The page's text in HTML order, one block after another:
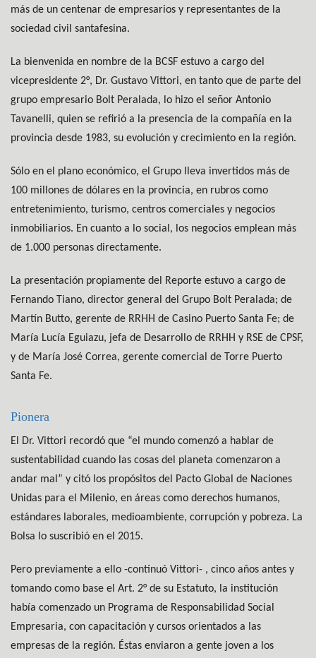
más de un centenar de empresarios y representantes de la
sociedad civil santafesina.
La bienvenida en nombre de la BCSF estuvo a cargo del
vicepresidente 2°, Dr. Gustavo Vittori, en tanto que de parte del
grupo empresario Bolt Peralada, lo hizo el señor Antonio
Tavanelli, quien se refirió a la presencia de la compañía en la
provincia desde 1983, su evolución y crecimiento en la región.
Sólo en el plano económico, el Grupo lleva invertidos más de
100 millones de dólares en la provincia, en rubros como
entretenimiento, turismo, centros comerciales y negocios
inmobiliarios. En cuanto a lo social, los negocios emplean más
de 1.000 personas directamente.
La presentación propiamente del Reporte estuvo a cargo de
Fernando Tiano, director general del Grupo Bolt Peralada; de
Martín Butto, gerente de RRHH de Casino Puerto Santa Fe; de
María Lucía Eguiazu, jefa de Desarrollo de RRHH y RSE de CPSF,
y de María José Correa, gerente comercial de Torre Puerto
Santa Fe.
Pionera
El Dr. Vittori recordó que “el mundo comenzó a hablar de
sustentabilidad cuando las cosas del planeta comenzaron a
andar mal” y citó los propósitos del Pacto Global de Naciones
Unidas para el Milenio, en áreas como derechos humanos,
estándares laborales, medioambiente, corrupción y pobreza. La
Bolsa lo suscribió en el 2015.
Pero previamente a ello -continuó Vittori- , cinco años antes y
tomando como base el Art. 2° de su Estatuto, la institución
había comenzado un Programa de Responsabilidad Social
Empresaria, con capacitación y cursos orientados a las
empresas de la región. Éstas enviaron a gente joven a los